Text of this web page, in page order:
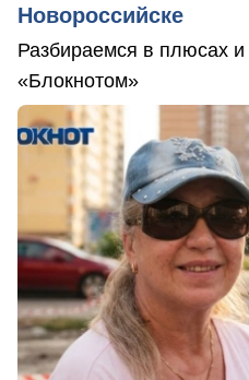
Новороссийске
Разбираемся в плюсах
«Блокнотом»